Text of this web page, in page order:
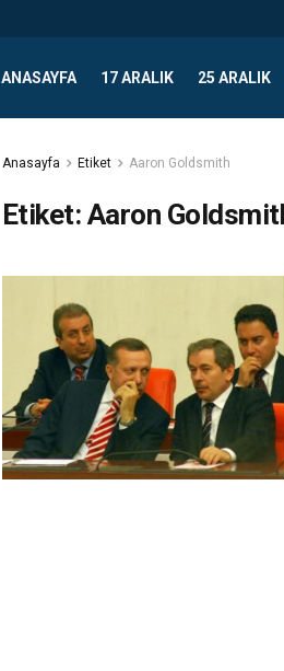
ANASAYFA 17 ARALIK 25 ARALIK
Anasayfa Etiket Aaron Goldsmith
Etiket: Aaron